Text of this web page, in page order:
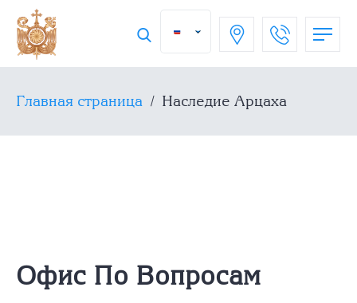
Главная страница / Наследие Арцаха
Офис По Вопросам